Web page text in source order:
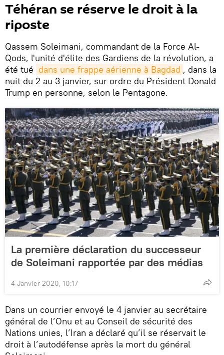
Téhéran se réserve le droit à la
riposte
Qassem Soleimani, commandant de la Force Al-
Qods, l'unité d'élite des Gardiens de la révolution, a
été tué dans une frappe aérienne à Bagdad , dans la
nuit du 2 au 3 janvier, sur ordre du Président Donald
Trump en personne, selon le Pentagone.
La première déclaration du successeur
de Soleimani rapportée par des médias
4 Janvier 2020, 10:17
Dans un courrier envoyé le 4 janvier au secrétaire
général de l’Onu et au Conseil de sécurité des
Nations unies, l’Iran a déclaré qu’il se réservait le
droit à l’autodéfense après la mort du général